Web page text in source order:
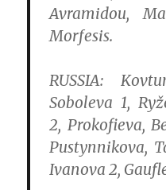
Avramidou,
Morfesis.
RUSSIA:
Soboleva 1,
2, Prokofieva,
Pustynnikova,
Ivanova 2,